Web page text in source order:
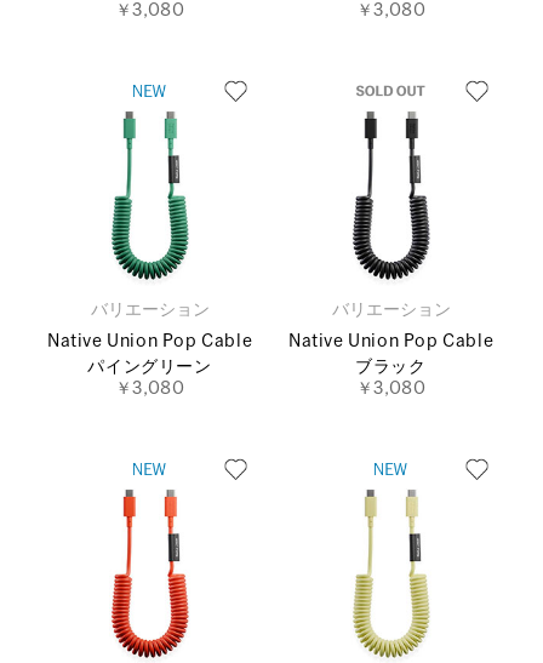
￥3,080 ￥3,080
バリエーション
Native Union Pop Cable
パイングリーン
￥3,080
バリエーション
Native Union Pop Cable
ブラック
￥3,080